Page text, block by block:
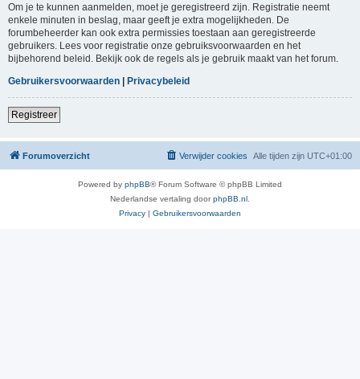
Om je te kunnen aanmelden, moet je geregistreerd zijn. Registratie neemt
enkele minuten in beslag, maar geeft je extra mogelijkheden. De
forumbeheerder kan ook extra permissies toestaan aan geregistreerde
gebruikers. Lees voor registratie onze gebruiksvoorwaarden en het
bijbehorend beleid. Bekijk ook de regels als je gebruik maakt van het forum.
Gebruikersvoorwaarden | Privacybeleid
Registreer
Forumoverzicht Alle tijden zijn UTC+01:00
Verwijder cookies
Powered by phpBB® Forum Software © phpBB Limited
Nederlandse vertaling doorphpBB.nl
Privacy | Gebruikersvoorwaarden